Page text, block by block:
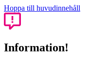
Hoppa till huvudinnehåll
Information!